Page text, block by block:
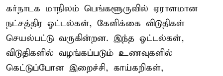
கர்நாடக மாநிலம் பெங்களூருவில் ஏராளமான
நட்சத்திர ஓட்டல்கள், கேளிக்கை விடுதிகள்
செயல்பட்டு வருகின்றன. இந்த ஓட்டல்கள்,
விடுதிகளில் வழங்கப்படும் உணவுகளில்
கெட்டுப்போன இறைச்சி, காய்கறிகள்,